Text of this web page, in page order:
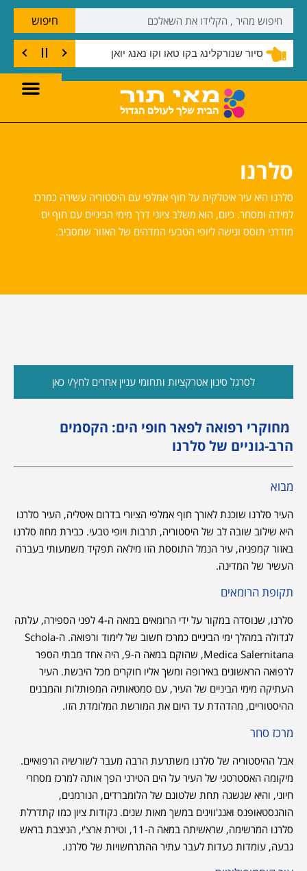
סיור שנורקלינג בקו טאו וקו נאנג יואן
חיפוש
סלרנו
סלרנו היא עיר איטלקית על חוף אמלפי עם היסטוריה עשירה כמרכז
למידה ומסחר. כיום, הוא משלב ציוני דרך מימי הביניים עם חוף ים
מודרני תוסס וגישה ליופי הטבעי המדהים של האזור שמסביב.
לסרגל סינון אטרקציות ותחומי עניין אחרים לחץ/י כאן
מחוקרי רפואה לפאר חופי הים: הקסמים
הרב-גוניים של סלרנו
מבוא
העיר סלרנו שוכנת לאורך חוף אמלפי הציורי בדרום איטליה, העיר סלרנו
היא שילוב שובה לב של היסטוריה, תרבות ויופי טבעי. כבירת מחוז סלרנו
באזור קמפניה, עיר הנמל התוססת הזו מילאה תפקיד משמעותי בעברה
העשיר של המדינה.
תקופת הרומאים
סלרנו, שנוסדה במקור על ידי הרומאים במאה ה-4 לפני הספירה, עלתה
לגדולה במהלך ימי הביניים כמרכז חשוב של לימוד ורפואה. ה-Schola
Medica Salernitana, שהוקם במאה ה-9, היה אחד מבתי הספר
לרפואה הראשונים באירופה ומשך אליו חוקרים מכל היבשת. העיר
העתיקה מימי הביניים של העיר, עם סמטאותיה המפותלות והמבנים
ההיסטוריים, מהדהדת עד היום את המורשת המלומדת הזו.
מרכז סחר
אבל ההיסטוריה של סלרנו משתרעת הרבה מעבר לשורשיה הרפואיים.
מיקומה האסטרטגי של העיר על הים הטירני הפך אותה למרכז מסחרי
חיוני, והיא שגשגה תחת שלטונם של הלומברדים, הנורמנים,
הוהנסטאופנס ואנג'ווינים במשך מאות שנים. נקודות ציון כמו קתדרלת
סלרנו המרשימה, שראשיתה במאה ה-11, וטירת ארצ'י, הניצבת בראש
גבעה, עומדות כעדות לעבר עתיר ההתרחשויות של סלרנו.